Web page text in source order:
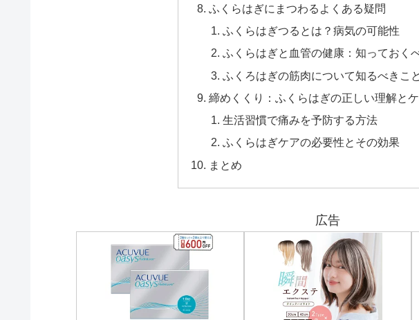
ふくらはぎにまつわるよくある疑問
ふくらはぎつるとは？病気の可能性
ふくらはぎと血管の健康：知っておく
ふくろはぎの筋肉について知るべきこと
締めくくり：ふくらはぎの正しい理解と
生活習慣で痛みを予防する方法
ふくらはぎケアの必要性とその効果
まとめ
広告